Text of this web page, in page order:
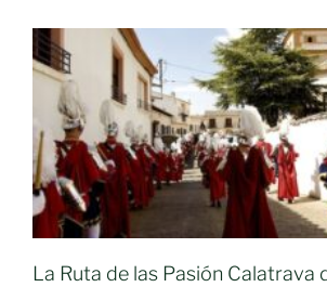
La Ruta de las Pasión Calatrava